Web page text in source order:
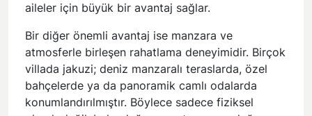
aileler için büyük bir avantaj sağlar.
Bir diğer önemli avantaj ise manzara ve
atmosferle birleşen rahatlama deneyimidir. Birçok
villada jakuzi; deniz manzaralı teraslarda, özel
bahçelerde ya da panoramik camlı odalarda
konumlandırılmıştır. Böylece sadece fiziksel